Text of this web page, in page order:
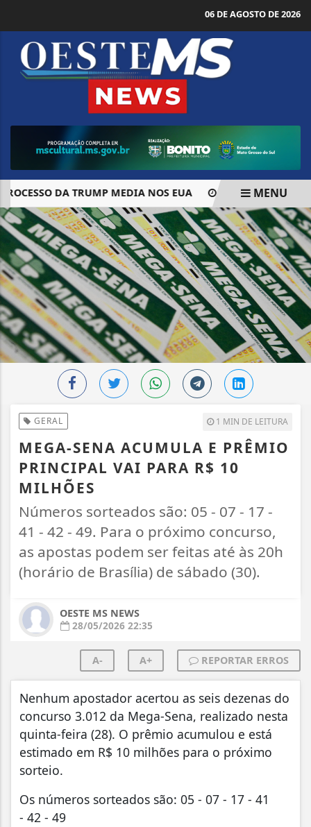
06 DE AGOSTO DE 2026
DA TRUMP MEDIA NOS EUA ENEM: TERMINA
EM ALTA
MENU
GERAL 1 MIN DE LEITURA
MEGA-SENA ACUMULA E PRÊMIO
PRINCIPAL VAI PARA R$ 10
MILHÕES
Números sorteados são: 05 - 07 - 17 -
41 - 42 - 49. Para o próximo concurso,
as apostas podem ser feitas até às 20h
(horário de Brasília) de sábado (30).
OESTE MS NEWS
28/05/2026 22:35
A- A+ REPORTAR ERROS
Nenhum apostador acertou as seis dezenas do
concurso 3.012 da Mega-Sena, realizado nesta
quinta-feira (28). O prêmio acumulou e está
estimado em R$ 10 milhões para o próximo
sorteio.
Os números sorteados são: 05 - 07 - 17 - 41
- 42 - 49